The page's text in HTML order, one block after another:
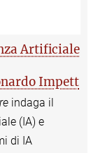
Artificiale
Impett
indaga il
(IA) e
di IA